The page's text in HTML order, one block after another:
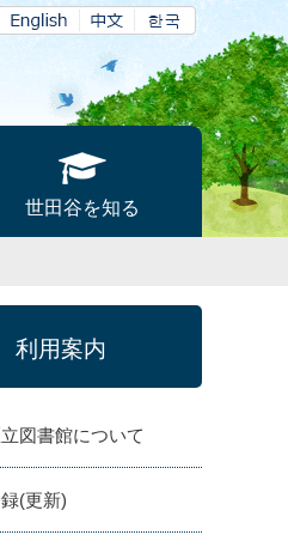
世田谷を知る
利用案内
図書館について
(更新)